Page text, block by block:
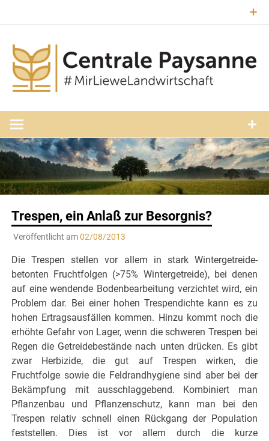
Trespen, ein Anlaß zur Besorgnis?
Veröffentlicht am02/08/2013
Die Trespen stellen vor allem in stark Wintergetreide-
betonten Fruchtfolgen (>75% Wintergetreide), bei denen
auf eine wendende Bodenbearbeitung verzichtet wird, ein
Problem dar. Bei einer hohen Trespendichte kann es zu
hohen Ertragsausfällen kommen. Hinzu kommt noch die
erhöhte Gefahr von Lager, wenn die schweren Trespen bei
Regen die Getreidebestände nach unten drücken. Es gibt
zwar Herbizide, die gut auf Trespen wirken, die
Fruchtfolge sowie die Feldrandhygiene sind aber bei der
Bekämpfung mit ausschlaggebend. Kombiniert man
Pflanzenbau und Pflanzenschutz, kann man bei den
Trespen relativ schnell einen Rückgang der Population
feststellen. Dies ist vor allem durch die kurze